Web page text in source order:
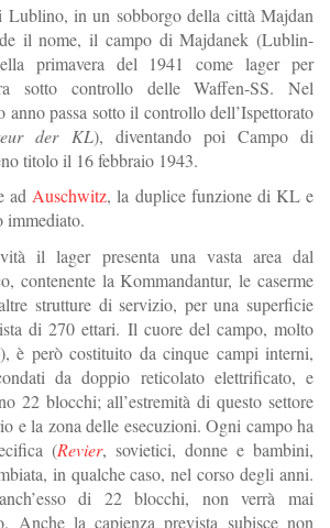
Lublino, in un sobborgo della città Majdan
il nome, il campo di Majdanek (Lublin-
primavera del 1941 come lager per
sotto controllo delle Waffen-SS. Nel
anno passa sotto il controllo dell’Ispettorato
der KL), diventando poi Campo di
titolo il 16 febbraio 1943.
adAuschwitz, la duplice funzione di KL e
immediato.
il lager presenta una vasta area dal
contenente la Kommandantur, le caserme
strutture di servizio, per una superficie
di 270 ettari. Il cuore del campo, molto
è però costituito da cinque campi interni,
da doppio reticolato elettrificato, e
22 blocchi; all’estremità di questo settore
e la zona delle esecuzioni. Ogni campo ha
(Revier, sovietici, donne e bambini,
in qualche caso, nel corso degli anni.
di 22 blocchi, non verrà mai
Anche la capienza prevista subisce non